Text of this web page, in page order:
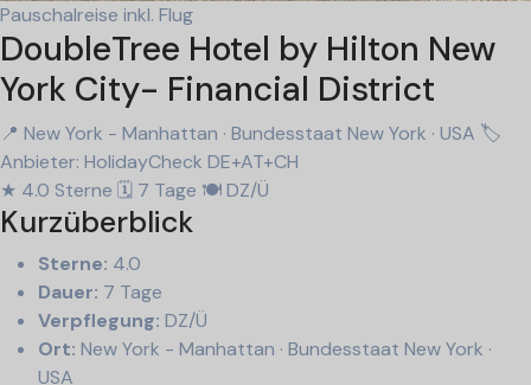
Pauschalreise inkl. Flug
DoubleTree Hotel by Hilton New
York City- Financial District
📍 New York - Manhattan · Bundesstaat New York · USA 🏷
Anbieter: HolidayCheck DE+AT+CH
★ 4.0 Sterne 🗓 7 Tage 🍽 DZ/Ü
Kurzüberblick
Sterne: 4.0
Dauer: 7 Tage
Verpflegung: DZ/Ü
Ort: New York - Manhattan · Bundesstaat New York ·
USA